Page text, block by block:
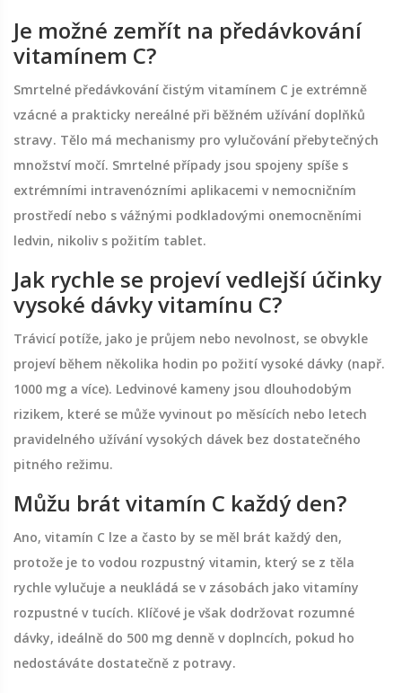
Je možné zemřít na předávkování
vitamínem C?
Smrtelné předávkování čistým vitamínem C je extrémně
vzácné a prakticky nereálné při běžném užívání doplňků
stravy. Tělo má mechanismy pro vylučování přebytečných
množství močí. Smrtelné případy jsou spojeny spíše s
extrémními intravenózními aplikacemi v nemocničním
prostředí nebo s vážnými podkladovými onemocněními
ledvin, nikoliv s požitím tablet.
Jak rychle se projeví vedlejší účinky
vysoké dávky vitamínu C?
Trávicí potíže, jako je průjem nebo nevolnost, se obvykle
projeví během několika hodin po požití vysoké dávky (např.
1000 mg a více). Ledvinové kameny jsou dlouhodobým
rizikem, které se může vyvinout po měsících nebo letech
pravidelného užívání vysokých dávek bez dostatečného
pitného režimu.
Můžu brát vitamín C každý den?
Ano, vitamín C lze a často by se měl brát každý den,
protože je to vodou rozpustný vitamin, který se z těla
rychle vylučuje a neukládá se v zásobách jako vitamíny
rozpustné v tucích. Klíčové je však dodržovat rozumné
dávky, ideálně do 500 mg denně v doplncích, pokud ho
nedostáváte dostatečně z potravy.